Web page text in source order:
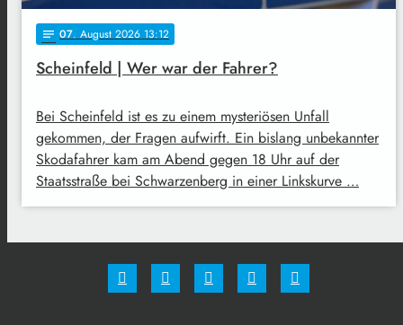
notes 07. August 2026 13:12
Scheinfeld | Wer war der Fahrer?
Bei Scheinfeld ist es zu einem mysteriösen Unfall
gekommen, der Fragen aufwirft. Ein bislang unbekannter
Skodafahrer kam am Abend gegen 18 Uhr auf der
Staatsstraße bei Schwarzenberg in einer Linkskurve …